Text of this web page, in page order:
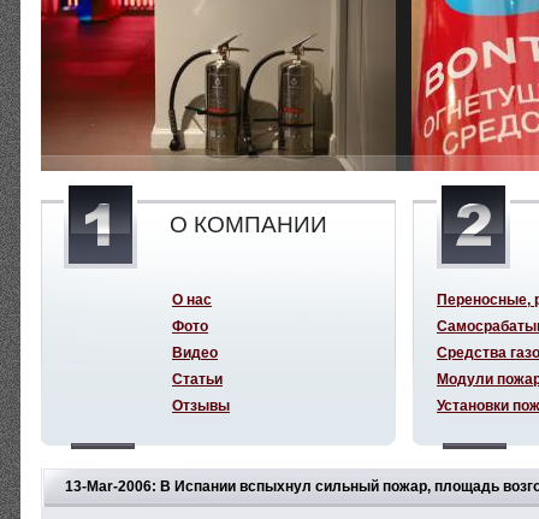
13-Mar-2006: В Испании вспыхнул сильный пожар, площадь
О КОМПАНИИ
О нас
Фото
Видео
Статьи
Отзывы
Переносные,
Средства
Модули
Установки